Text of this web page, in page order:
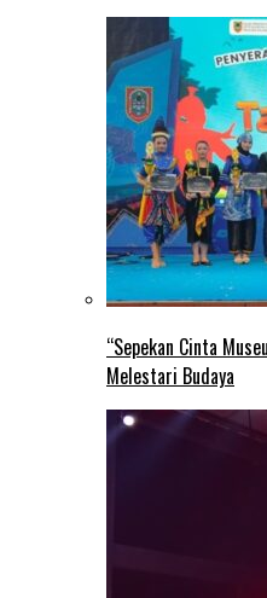
“Sepekan Cinta
Melestari Budaya